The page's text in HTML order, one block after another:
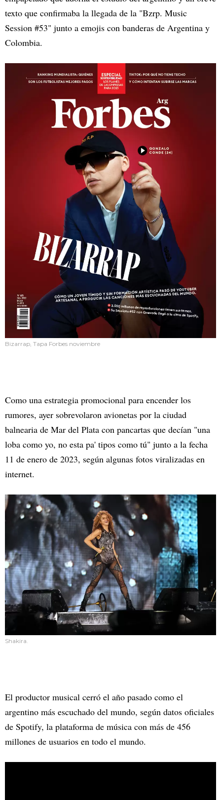
texto que confirmaba la llegada de la "Bzrp. Music
Session #53" junto a emojis con banderas de Argentina y
Colombia.
Bizarrap, Tapa Forbes noviembre
Como una estrategia promocional para encender los
rumores, ayer sobrevolaron avionetas por la ciudad
balnearia de Mar del Plata con pancartas que decían "una
loba como yo, no esta pa' tipos como tú" junto a la fecha
11 de enero de 2023, según algunas fotos viralizadas en
internet.
Shakira.
El productor musical cerró el año pasado como el
argentino más escuchado del mundo, según datos oficiales
de Spotify, la plataforma de música con más de 456
millones de usuarios en todo el mundo.